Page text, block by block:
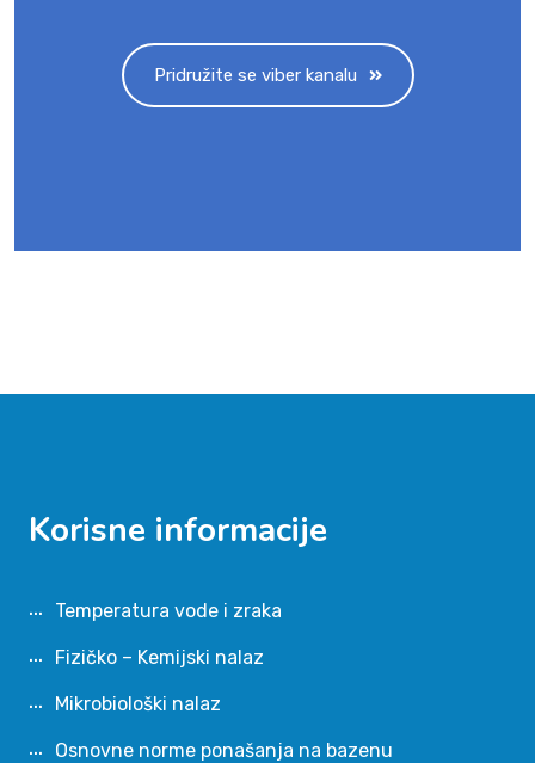
Pridružite se viber kanalu
Korisne informacije
Temperatura vode i zraka
Fizičko – Kemijski nalaz
Mikrobiološki nalaz
Osnovne norme ponašanja na bazenu